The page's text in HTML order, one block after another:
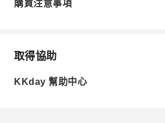
購買注意事項
取得協助
KKday 幫助中心